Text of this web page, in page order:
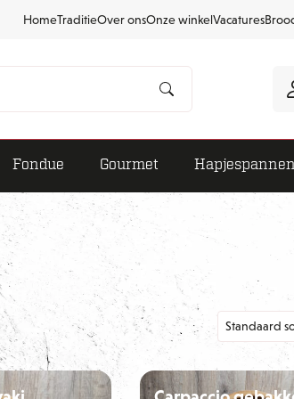
HomeTraditieOver onsOnze winkelVacatures
Fondue Gourmet Hapjespannen